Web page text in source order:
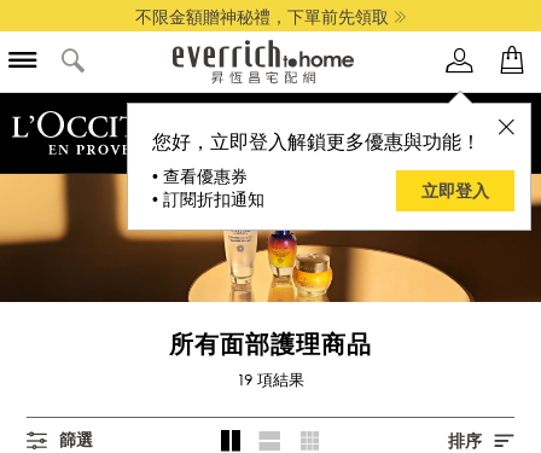
不限金額贈神秘禮，下單前先領取
您好，立即登入解鎖更多優惠與功能！
• 查看優惠券
• 訂閱折扣通知
立即登入
品牌選單
所有面部護理商品
19 項結果
篩選 排序